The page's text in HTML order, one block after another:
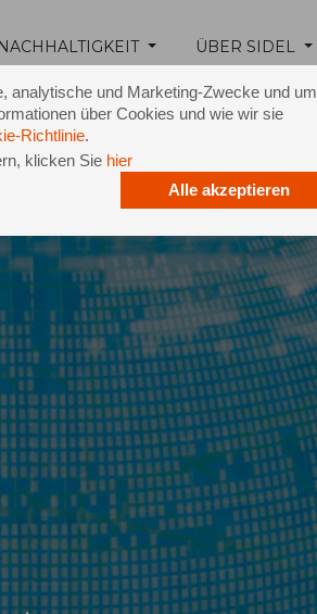
analytische und Marketing-Zwecke und um
über Cookies und wie wir sie
Richtlinie.
klicken Sie hier
Alle akzeptieren
NACHHALTIGKEIT ÜBER SIDEL